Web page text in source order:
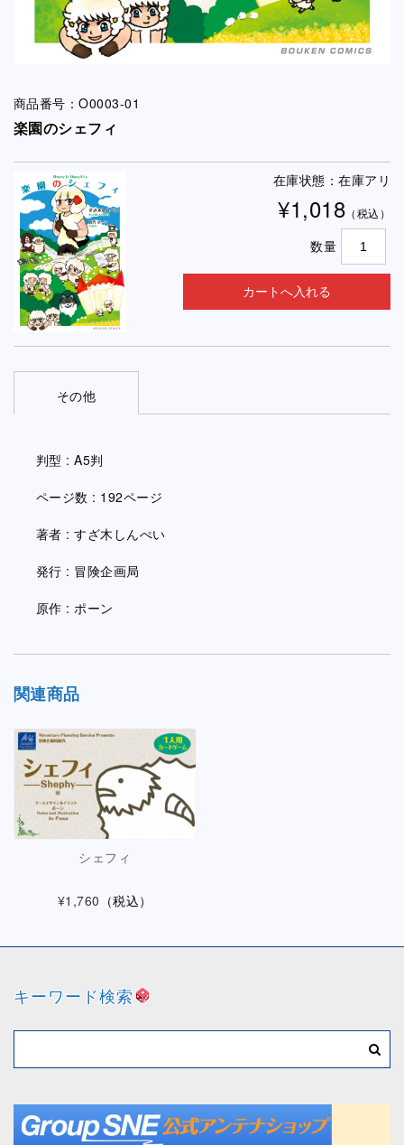
商品番号：O0003-01
楽園のシェフィ
在庫状態：在庫アリ
¥1,018 （税込）
数量
その他
判型 : A5判
ページ数 : 192ページ
著者 : すざ木しんぺい
発行 : 冒険企画局
原作 : ポーン
関連商品
シェフィ
¥1,760 （税込）
キーワード検索